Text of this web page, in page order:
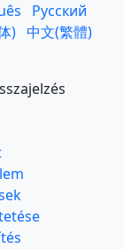
Русский
) 中文(繁體)